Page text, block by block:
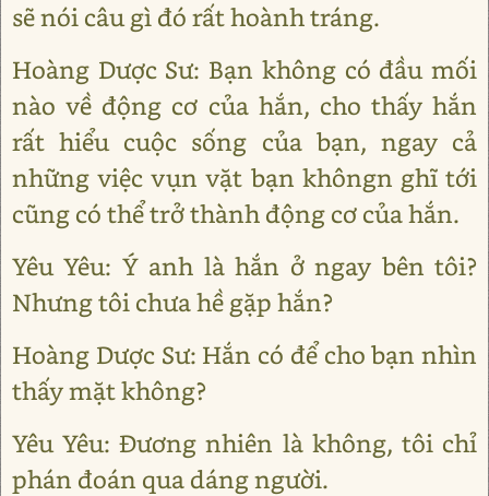
sẽ nói câu gì đó rất hoành tráng.
Hoàng Dược Sư: Bạn không có đầu mối
nào về động cơ của hắn, cho thấy hắn
rất hiểu cuộc sống của bạn, ngay cả
những việc vụn vặt bạn khôngn ghĩ tới
cũng có thể trở thành động cơ của hắn.
Yêu Yêu: Ý anh là hắn ở ngay bên tôi?
Nhưng tôi chưa hề gặp hắn?
Hoàng Dược Sư: Hắn có để cho bạn nhìn
thấy mặt không?
Yêu Yêu: Đương nhiên là không, tôi chỉ
phán đoán qua dáng người.